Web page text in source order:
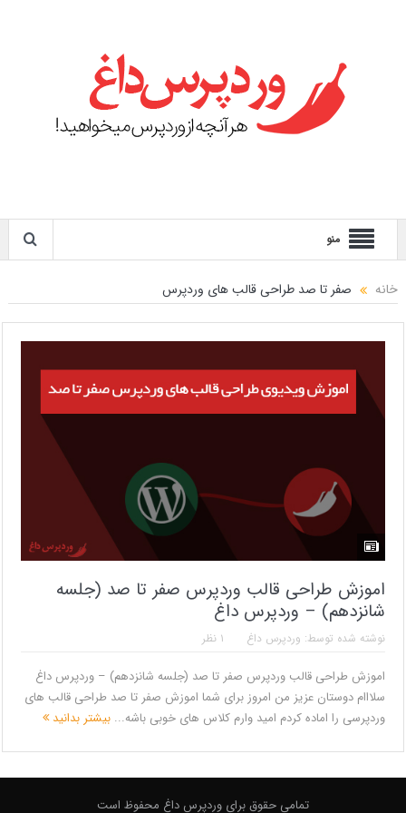
منو
خانه صفر تا صد طراحی قالب های وردپرس
اموزش طراحی قالب وردپرس صفر تا صد (جلسه
شانزدهم) – وردپرس داغ
نوشته شده توسط: وردپرس داغ ۱ نظر
اموزش طراحی قالب وردپرس صفر تا صد (جلسه شانزدهم) – وردپرس داغ
سلااام دوستان عزیز من امروز برای شما اموزش صفر تا صد طراحی قالب های
وردپرسی را اماده کردم امید وارم کلاس های خوبی باشه... بیشتر بدانید
تمامی حقوق برای وردپرس داغ محفوظ است